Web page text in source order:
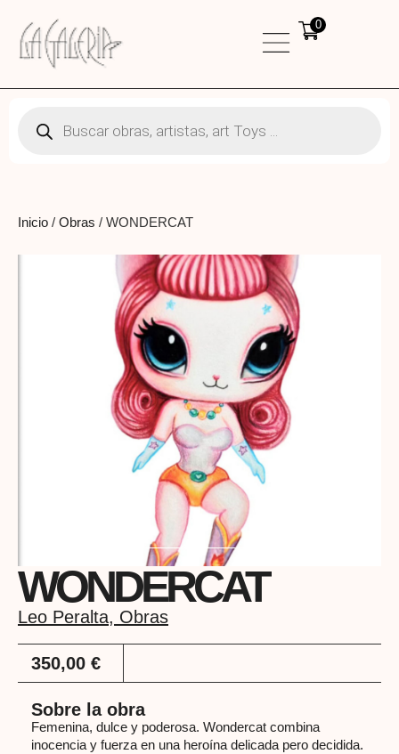
0
Inicio / Obras / WONDERCAT
WONDERCAT
Leo Peralta, Obras
350,00 €
Sobre la obra
Femenina, dulce y poderosa. Wondercat combina
inocencia y fuerza en una heroína delicada pero decidida.